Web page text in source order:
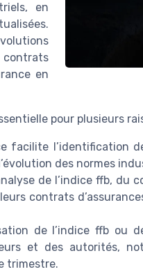
en
contrats
en
pour plusieurs
facilite l’identification
des normes
de l’indice ffb, du
contrats
de l’indice ffb ou
et des autorités,
trimestre.